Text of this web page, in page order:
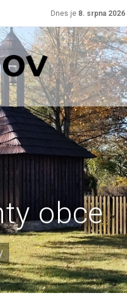
Dnes je 8. srpna 2026
obce